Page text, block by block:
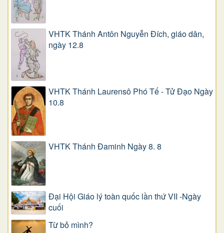
VHTK Thánh Antôn Nguyễn Ðích, giáo dân,
ngày 12.8
VHTK Thánh Laurensô Phó Tế - Tử Đạo Ngày
10.8
VHTK Thánh Đaminh Ngày 8. 8
Đại Hội Giáo lý toàn quốc lần thứ VII -Ngày
cuối
Từ bỏ mình?